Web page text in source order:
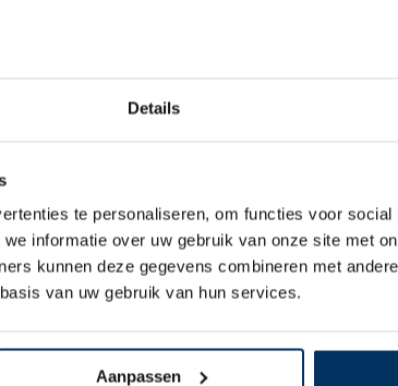
Details
te personaliseren, om functies voor social
informatie over uw gebruik van onze site met
kunnen deze gegevens combineren met
van uw gebruik van hun services.
Aanpassen